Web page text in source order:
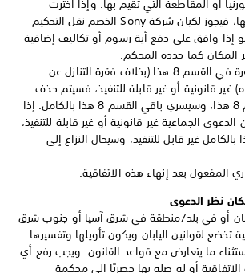
أو المقاطعة التي تقيم بها. وإذا اخترت
المقاطعة التي تقيم بها، فيجوز لكيان شركة Sony الخصم نقل التحكيم
إذا وافق على دفع أية رسوم أو تكاليف إضافية
المكان كما حدده المحكم.
إذا كانت هناك أية فقرة في القسم 8 هذا (بخلاف فقرة التنازل عن
غير قانونية أو غير قابلة للتنفيذ، فسيتم حذف
هذه الفقرة من القسم 8 هذا، وسيسري باقي القسم 8 هذا بالكامل. إذا
الدعوى الجماعية غير قانونية أو غير قابلة للتنفيذ،
القسم 8 هذا بالكامل غير قابل للتنفيذ، وسيحال النزاع إلى
أو في بلد/منطقة في شرق آسيا أو جنوب شرق
تخضع لقوانين اليابان ويكون تأويلها وتفسيرها
ما يتعارض مع قواعد القانون. ويجب رفع أي
أو له صله بها حصريًا إلى محكمة